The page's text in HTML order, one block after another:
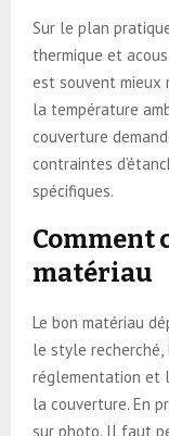
Sur le plan
thermique et
est souvent mieux
la température
couverture
contraintes
spécifiques.
Comment
matériau
Le bon matériau
le style
réglementation et
la couverture. En
sur photo. Il faut